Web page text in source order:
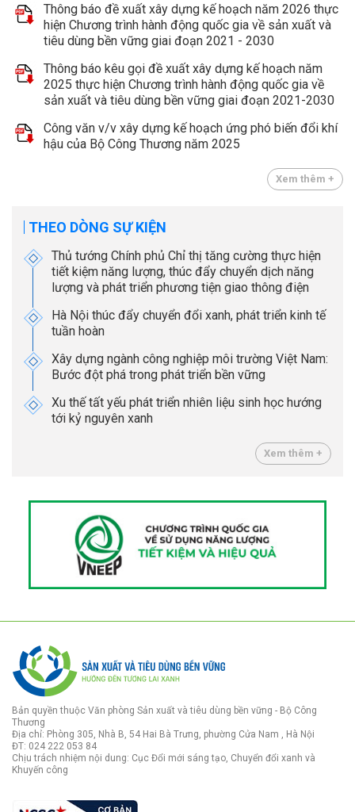
Thông báo đề xuất xây dựng kế hoạch năm 2026 thực
hiện Chương trình hành động quốc gia về sản xuất và
tiêu dùng bền vững giai đoạn 2021 - 2030
Thông báo kêu gọi đề xuất xây dựng kế hoạch năm
2025 thực hiện Chương trình hành động quốc gia về
sản xuất và tiêu dùng bền vững giai đoạn 2021-2030
Công văn v/v xây dựng kế hoạch ứng phó biến đổi khí
hậu của Bộ Công Thương năm 2025
Xem thêm +
THEO DÒNG SỰ KIỆN
Thủ tướng Chính phủ Chỉ thị tăng cường thực hiện
tiết kiệm năng lượng, thúc đẩy chuyển dịch năng
lượng và phát triển phương tiện giao thông điện
Hà Nội thúc đẩy chuyển đổi xanh, phát triển kinh tế
tuần hoàn
Xây dựng ngành công nghiệp môi trường Việt Nam:
Bước đột phá trong phát triển bền vững
Xu thế tất yếu phát triển nhiên liệu sinh học hướng
tới kỷ nguyên xanh
Xem thêm +
Bản quyền thuộc Văn phòng Sản xuất và tiêu dùng bền vững - Bộ Công
Thương
Địa chỉ: Phòng 305, Nhà B, 54 Hai Bà Trưng, phường Cửa Nam , Hà Nội
ĐT: 024 222 053 84
Chịu trách nhiệm nội dung: Cục Đổi mới sáng tạo, Chuyển đổi xanh và
Khuyến công